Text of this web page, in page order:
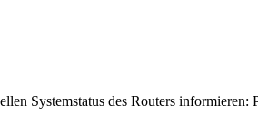
Systemstatus des Routers informieren: